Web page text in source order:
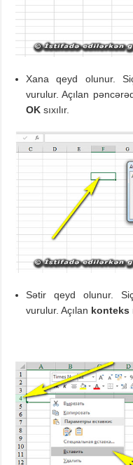
Xana qeyd olunur.
vurulur. Açılan
OK sıxılır.
Sətir qeyd olunur.
vurulur. Açılan konteks